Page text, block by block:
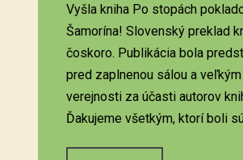
Vyšla kniha Po stopách
Šamorína! Slovenský preklad
čoskoro. Publikácia bola
pred zaplnenou sálou a
verejnosti za účasti autorov
Ďakujeme všetkým, ktorí boli